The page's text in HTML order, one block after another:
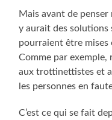
Mais avant de penser
y aurait des solutions
pourraient être mises
Comme par
aux trottinettistes et
les personnes en
C’est ce qui se fait